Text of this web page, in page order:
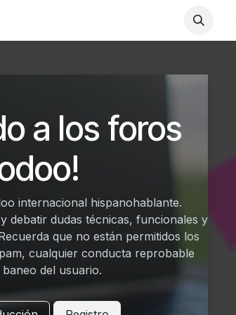
a los foros
internacional hispanohablante.
debatir dudas técnicas, funcionales y
que no están permitidos los
cualquier conducta reprobable
del usuario.